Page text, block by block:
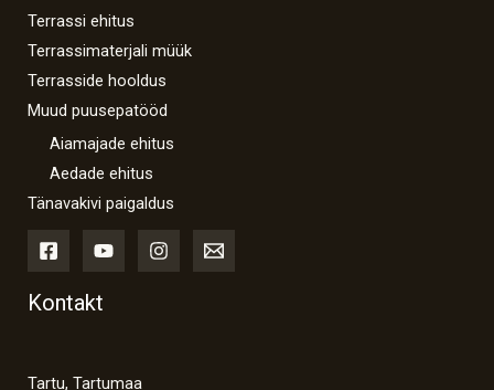
Terrassi ehitus
Terrassimaterjali müük
Terrasside hooldus
Muud puusepatööd
Aiamajade ehitus
Aedade ehitus
Tänavakivi paigaldus
Kontakt
Tartu, Tartumaa